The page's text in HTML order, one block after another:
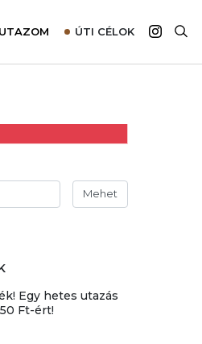
a világutazóknak
ÚTI CÉLOK
Afrika
Mehet
Egy hetes utazás
Ft-ért!